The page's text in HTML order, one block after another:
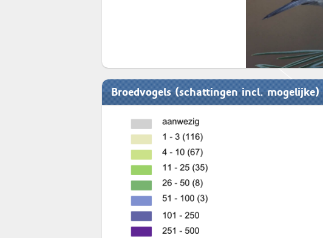
Broedvogels (schattingen incl.